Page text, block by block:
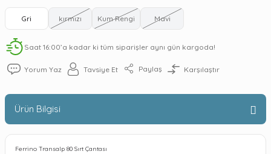
Gri kırmızı Kum Rengi Mavi
Saat 16:00’a kadar ki tüm siparişler aynı gün kargoda!
Yorum Yaz Tavsiye Et Paylaş Karşılaştır
Ürün Bilgisi
Ferrino Transalp 80 Sırt Çantası